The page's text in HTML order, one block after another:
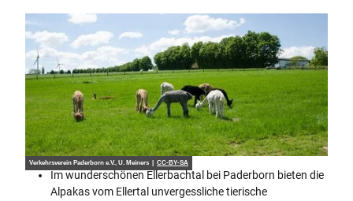
Verkehrsverein Paderborn e.V., U. Meiners | CC-BY-SA
Im wunderschönen Ellerbachtal bei Paderborn bieten die
Alpakas vom Ellertal unvergessliche tierische